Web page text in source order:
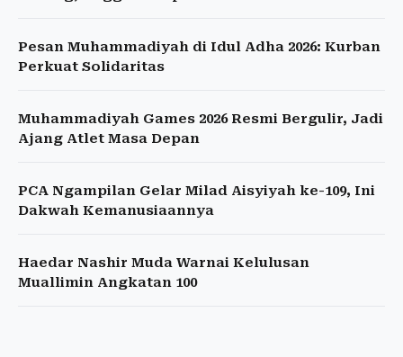
Pesan Muhammadiyah di Idul Adha 2026: Kurban
Perkuat Solidaritas
Muhammadiyah Games 2026 Resmi Bergulir, Jadi
Ajang Atlet Masa Depan
PCA Ngampilan Gelar Milad Aisyiyah ke-109, Ini
Dakwah Kemanusiaannya
Haedar Nashir Muda Warnai Kelulusan
Muallimin Angkatan 100